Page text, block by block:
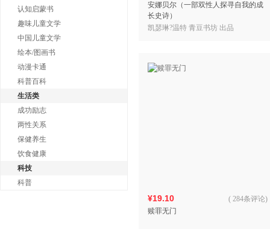
认知启蒙书
趣味儿童文学
中国儿童文学
绘本/图画书
动漫卡通
科普百科
生活类
成功励志
两性关系
保健养生
饮食健康
科技
科普
安娜贝尔（一部双性人探寻自我的成
长史诗）
凯瑟琳?温特 青豆书坊 出品
¥19.10
赎罪无门
( 284条评论)